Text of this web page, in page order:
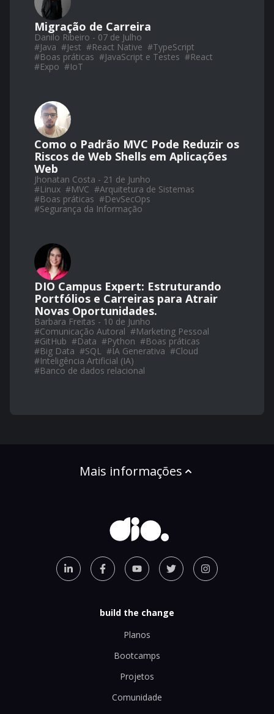
Migração de Carreira
Danilo Ribeiro - 07 de Julho
#Java #Jest #React Native #TypeScript
#Boas práticas #JavaScript e Testes #React
#Expo #IoT
Como o Padrão MVC Pode Reduzir os
Riscos de Web Shells em Aplicações
Web
Jhonatan Costa - 21 de Junho
#Linux #MVC #Arquitetura de Sistemas
#Boas práticas #DevSecOps
#Segurança da Informação
DIO Campus Expert: Estruturando
Portfólios e Carreiras para Atrair
Novas Oportunidades.
Barbara Freitas - 10 de Junho
#Comunicação Autoral #Marketing Pessoal
#GitHub #Data #Python #Boas práticas
#Big Data #SQL #IA Generativa #Cloud
#Inteligência Artificial (IA)
#Banco de dados relacional
Mais informações
build the change
Planos
Bootcamps
Projetos
Comunidade